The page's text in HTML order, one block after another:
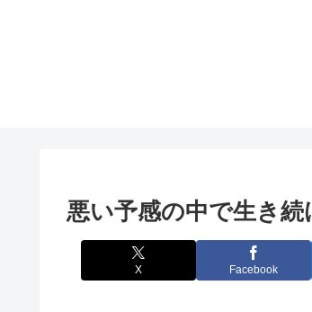
悪い予感の中で生き
X Facebook